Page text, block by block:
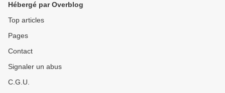
Hébergé par Overblog
Top articles
Pages
Contact
Signaler un abus
C.G.U.